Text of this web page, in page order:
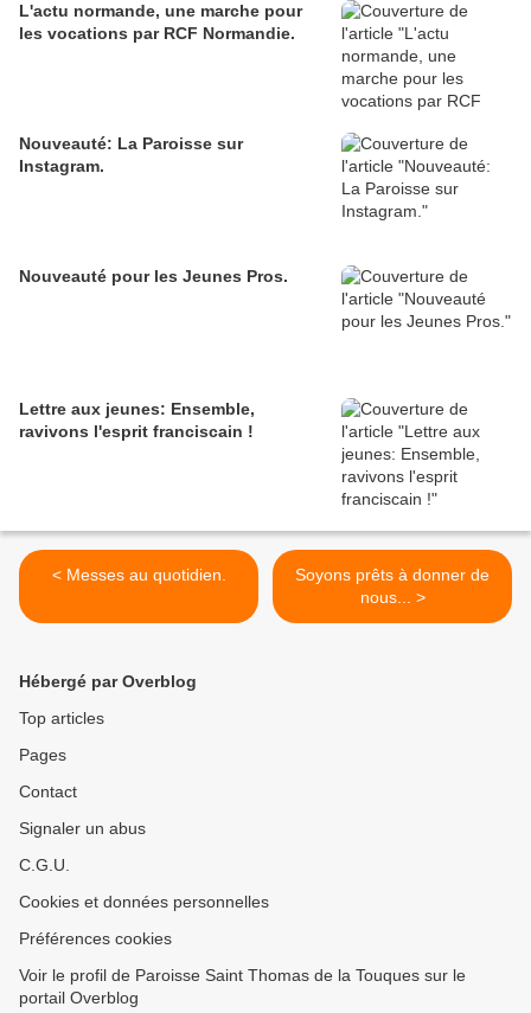
L'actu normande, une marche pour
les vocations par RCF Normandie.
Nouveauté: La Paroisse sur
Instagram.
Nouveauté pour les Jeunes Pros.
Lettre aux jeunes: Ensemble,
ravivons l'esprit franciscain !
< Messes au quotidien.
Soyons prêts à donner de
nous... >
Hébergé par Overblog
Top articles
Pages
Contact
Signaler un abus
C.G.U.
Cookies et données personnelles
Préférences cookies
Voir le profil de Paroisse Saint Thomas de la Touques sur le
portail Overblog